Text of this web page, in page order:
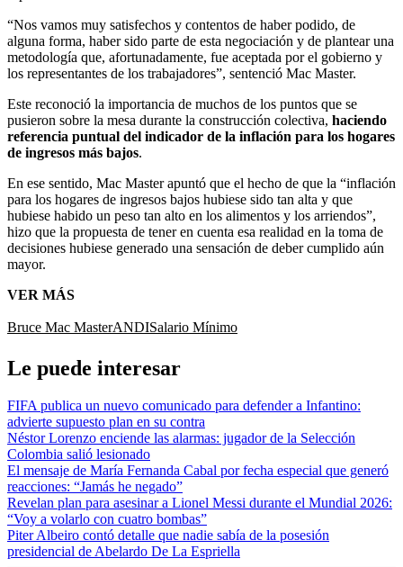
“Nos vamos muy satisfechos y contentos de haber podido, de
alguna forma, haber sido parte de esta negociación y de plantear una
metodología que, afortunadamente, fue aceptada por el gobierno y
los representantes de los trabajadores”, sentenció Mac Master.
Este reconoció la importancia de muchos de los puntos que se
pusieron sobre la mesa durante la construcción colectiva, haciendo
referencia puntual del indicador de la inflación para los hogares
de ingresos más bajos.
En ese sentido, Mac Master apuntó que el hecho de que la “inflación
para los hogares de ingresos bajos hubiese sido tan alta y que
hubiese habido un peso tan alto en los alimentos y los arriendos”,
hizo que la propuesta de tener en cuenta esa realidad en la toma de
decisiones hubiese generado una sensación de deber cumplido aún
mayor.
VER MÁS
Bruce Mac MasterANDISalario Mínimo
Le puede interesar
FIFA publica un nuevo comunicado para defender a Infantino:
advierte supuesto plan en su contra
Néstor Lorenzo enciende las alarmas: jugador de la Selección
Colombia salió lesionado
El mensaje de María Fernanda Cabal por fecha especial que generó
reacciones: “Jamás he negado”
Revelan plan para asesinar a Lionel Messi durante el Mundial 2026:
“Voy a volarlo con cuatro bombas”
Piter Albeiro contó detalle que nadie sabía de la posesión
presidencial de Abelardo De La Espriella